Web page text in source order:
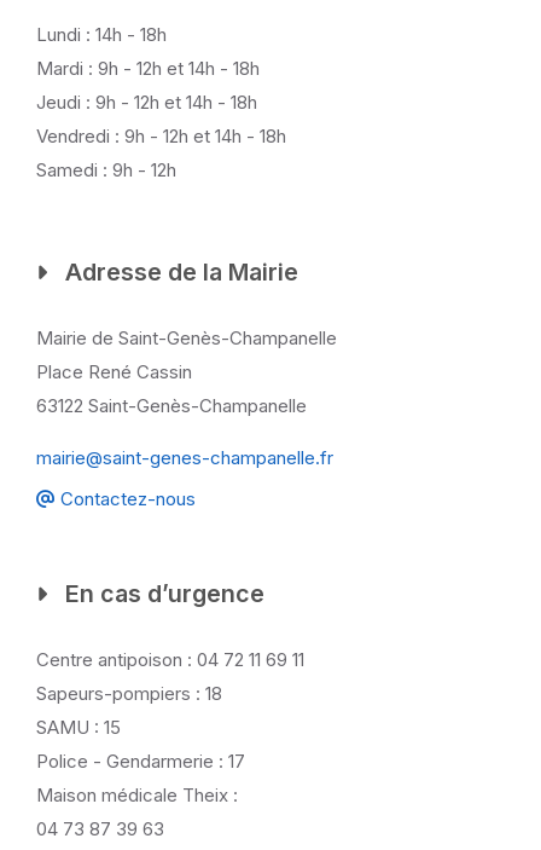
Lundi : 14h - 18h
Mardi : 9h - 12h et 14h - 18h
Jeudi : 9h - 12h et 14h - 18h
Vendredi : 9h - 12h et 14h - 18h
Samedi : 9h - 12h
Adresse de la Mairie
Mairie de Saint-Genès-Champanelle
Place René Cassin
63122 Saint-Genès-Champanelle
mairie@saint-genes-champanelle.fr
Contactez-nous
En cas d’urgence
Centre antipoison : 04 72 11 69 11
Sapeurs-pompiers : 18
SAMU : 15
Police - Gendarmerie : 17
Maison médicale Theix :
04 73 87 39 63